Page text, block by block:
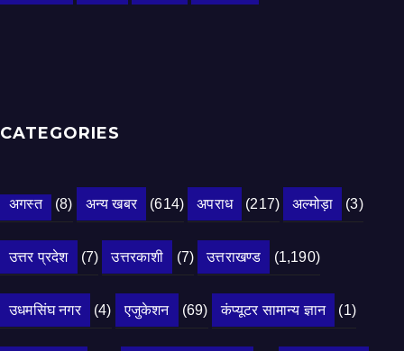
CATEGORIES
अगस्त (8) अन्य खबर (614) अपराध (217) अल्मोड़ा (3)
उत्तर प्रदेश (7) उत्तरकाशी (7) उत्तराखण्ड (1,190)
उधमसिंघ नगर (4) एजुकेशन (69) कंप्यूटर सामान्य ज्ञान (1)